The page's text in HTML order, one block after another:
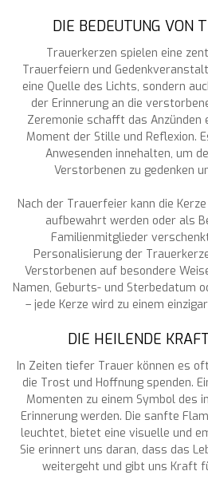
DIE BEDEUTUNG VON
Trauerkerzen spielen eine
Trauerfeiern und
eine Quelle des Lichts, sondern
der Erinnerung an die
Zeremonie schafft das Anzünden
Moment der Stille und Reflexion.
Anwesenden innehalten, um
Verstorbenen zu gedenken
Nach der Trauerfeier kann die
aufbewahrt werden oder als
Familienmitglieder
Personalisierung der
Verstorbenen auf besondere
Namen, Geburts- und Sterbedatum
– jede Kerze wird zu einem
DIE HEILENDE
In Zeiten tiefer Trauer können es
die Trost und Hoffnung spenden.
Momenten zu einem Symbol des
Erinnerung werden. Die sanfte
leuchtet, bietet eine visuelle und
Sie erinnert uns daran, dass das
weitergeht und gibt uns Kraft